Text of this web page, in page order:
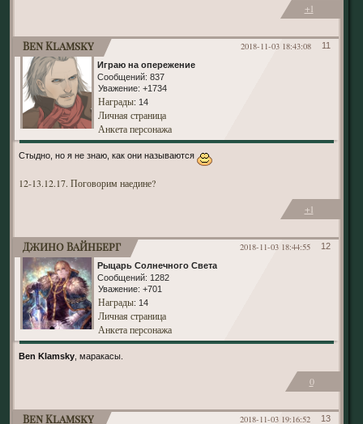
+1
11
2018-11-03 18:43:08
Ben Klamsky
Играю на опережение
Сообщений: 837
Уважение: +1734
Награды: 14
Личная страница
Анкета персонажа
Стыдно, но я не знаю, как они называются
12-13.12.17. Поговорим наедине?
+1
12
2018-11-03 18:44:55
Джино Вайнберг
Рыцарь Солнечного Света
Сообщений: 1282
Уважение: +701
Награды: 14
Личная страница
Анкета персонажа
Ben Klamsky , маракасы.
0
13
2018-11-03 19:16:52
Ben Klamsky